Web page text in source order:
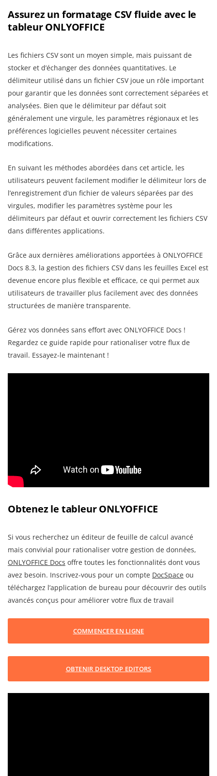
Assurez un formatage CSV fluide avec le
tableur ONLYOFFICE
Les fichiers CSV sont un moyen simple, mais puissant de
stocker et d’échanger des données quantitatives. Le
délimiteur utilisé dans un fichier CSV joue un rôle important
pour garantir que les données sont correctement séparées et
analysées. Bien que le délimiteur par défaut soit
généralement une virgule, les paramètres régionaux et les
préférences logicielles peuvent nécessiter certaines
modifications.
En suivant les méthodes abordées dans cet article, les
utilisateurs peuvent facilement modifier le délimiteur lors de
l’enregistrement d’un fichier de valeurs séparées par des
virgules, modifier les paramètres système pour les
délimiteurs par défaut et ouvrir correctement les fichiers CSV
dans différentes applications.
Grâce aux dernières améliorations apportées à ONLYOFFICE
Docs 8.3, la gestion des fichiers CSV dans les feuilles Excel est
devenue encore plus flexible et efficace, ce qui permet aux
utilisateurs de travailler plus facilement avec des données
structurées de manière transparente.
Gérez vos données sans effort avec ONLYOFFICE Docs !
Regardez ce guide rapide pour rationaliser votre flux de
travail. Essayez-le maintenant !
Obtenez le tableur ONLYOFFICE
Si vous recherchez un éditeur de feuille de calcul avancé
mais convivial pour rationaliser votre gestion de données,
ONLYOFFICE Docs offre toutes les fonctionnalités dont vous
avez besoin. Inscrivez-vous pour un compte DocSpace ou
téléchargez l’application de bureau pour découvrir des outils
avancés conçus pour améliorer votre flux de travail
COMMENCER EN LIGNE
OBTENIR DESKTOP EDITORS